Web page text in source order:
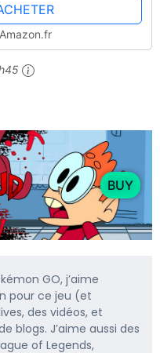
Amazon.fr
BUY
GO, j’aime
pour ce jeu (et
des vidéos, et
blogs. J’aime aussi des
of Legends,